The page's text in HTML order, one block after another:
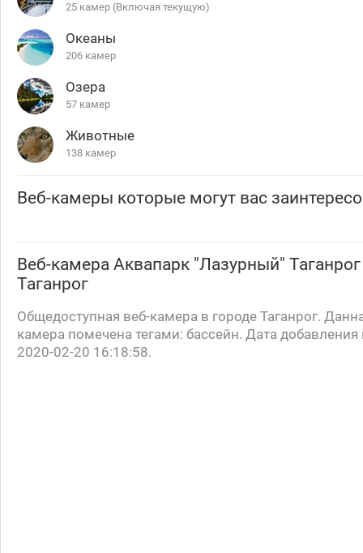
25 камер (Включая текущую)
Океаны
206 камер
Озера
57 камер
Животные
138 камер
Веб-камеры которые могут вас
Веб-камера Аквапарк "Лазурный" Таганрог
Таганрог
Общедоступная веб-камера в городе Таганрог.
камера помечена тегами: бассейн. Дата добавления
2020-02-20 16:18:58.